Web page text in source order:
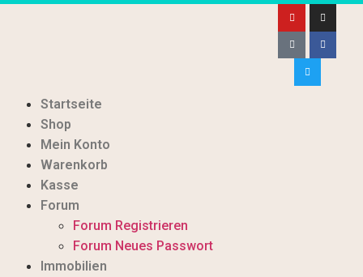
Startseite
Shop
Mein Konto
Warenkorb
Kasse
Forum
Forum Registrieren
Forum Neues Passwort
Immobilien